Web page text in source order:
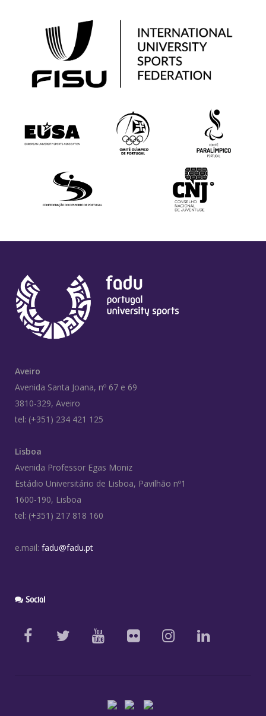
Aveiro
Avenida Santa Joana, nº 67 e 69
3810-329, Aveiro
tel: (+351) 234 421 125
Lisboa
Avenida Professor Egas Moniz
Estádio Universitário de Lisboa, Pavilhão nº1
1600-190, Lisboa
tel: (+351) 217 818 160
e.mail: fadu@fadu.pt
Social